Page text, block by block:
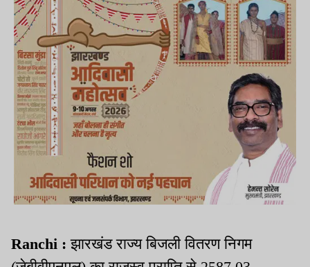
Ranchi : झारखंड राज्य बिजली वितरण निगम